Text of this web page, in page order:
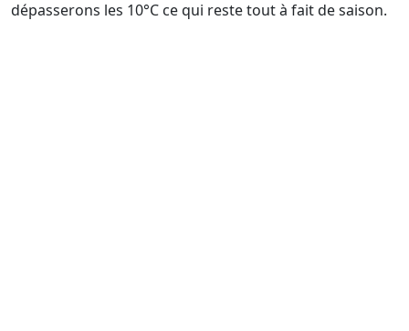
dépasserons les 10°C ce qui reste tout à fait de saison.